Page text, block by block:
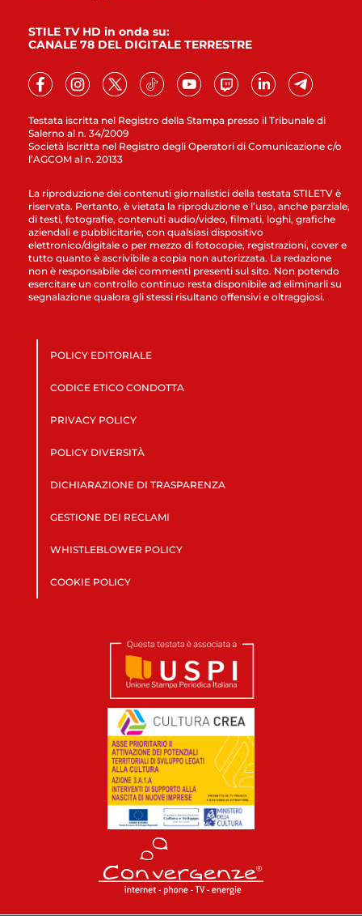
Testata iscritta nel Registro della Stampa presso il Tribunale di
Salerno al n. 34/2009
Società iscritta nel Registro degli Operatori di Comunicazione c/o
l’AGCOM al n. 20133
STILE TV HD in onda su:
CANALE 78 DEL DIGITALE TERRESTRE
La riproduzione dei contenuti giornalistici della testata STILETV è
riservata. Pertanto, è vietata la riproduzione e l’uso, anche parziale,
di testi, fotografie, contenuti audio/video, filmati, loghi, grafiche
aziendali e pubblicitarie, con qualsiasi dispositivo
elettronico/digitale o per mezzo di fotocopie, registrazioni, cover e
tutto quanto è ascrivibile a copia non autorizzata. La redazione
non è responsabile dei commenti presenti sul sito. Non potendo
esercitare un controllo continuo resta disponibile ad eliminarli su
segnalazione qualora gli stessi risultano offensivi e oltraggiosi.
POLICY EDITORIALE
CODICE ETICO CONDOTTA
PRIVACY POLICY
POLICY DIVERSITÀ
DICHIARAZIONE DI TRASPARENZA
GESTIONE DEI RECLAMI
WHISTLEBLOWER POLICY
COOKIE POLICY